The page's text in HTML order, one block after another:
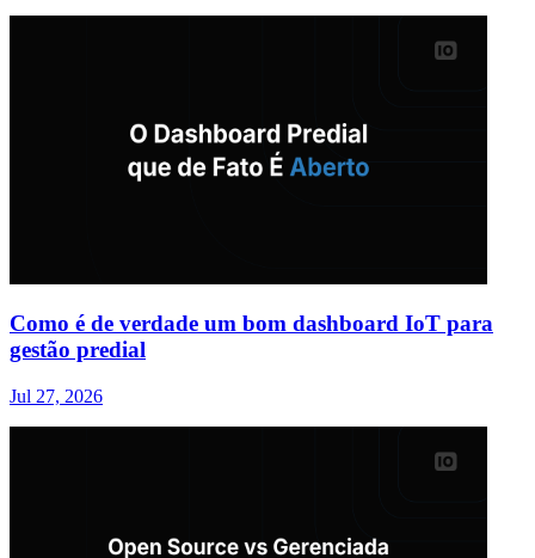
Como é de verdade um bom dashboard IoT para
gestão predial
Jul 27, 2026